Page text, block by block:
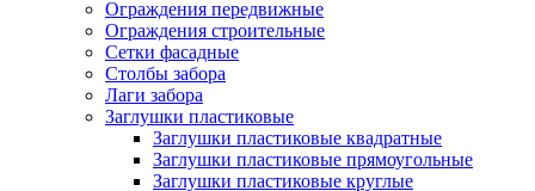
Ограждения передвижные
Ограждения строительные
Сетки фасадные
Столбы забора
Лаги забора
Заглушки пластиковые
Заглушки пластиковые квадратные
Заглушки пластиковые прямоугольные
Заглушки пластиковые круглые